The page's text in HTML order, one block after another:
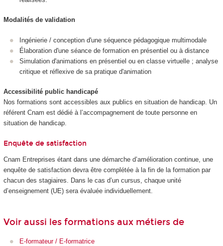
Modalités de validation
Ingénierie / conception d'une séquence pédagogique multimodale
Élaboration d'une séance de formation en présentiel ou à distance
Simulation d'animations en présentiel ou en classe virtuelle ; analyse
critique et réflexive de sa pratique d'animation
Accessibilité public handicapé
Nos formations sont accessibles aux publics en situation de handicap. Un
référent Cnam est dédié à l’accompagnement de toute personne en
situation de handicap.
Enquête de satisfaction
Cnam Entreprises étant dans une démarche d’amélioration continue, une
enquête de satisfaction devra être complétée à la fin de la formation par
chacun des stagiaires. Dans le cas d’un cursus, chaque unité
d’enseignement (UE) sera évaluée individuellement.
Voir aussi les formations aux métiers de
E-formateur / E-formatrice